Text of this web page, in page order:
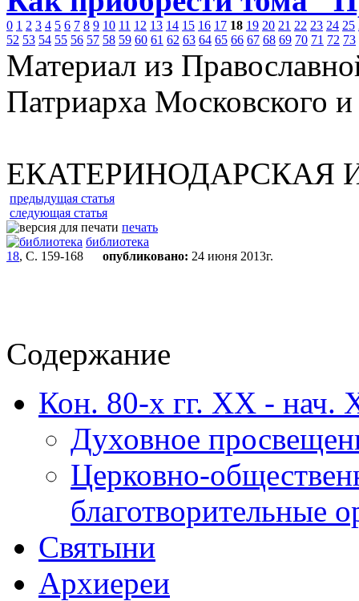
0 1 2 3 4 5 6 7 8 9 10 11 12 13 14 15 16 17 18 19 20 21 22 23 24 25
52 53 54 55 56 57 58 59 60 61 62 63 64 65 66 67 68 69 70 71 72 73
Материал из
Патриарха Московского
ЕКАТЕРИНОДАРСКАЯ
предыдущая статья
следующая статья
печать
библиотека
18, С. 159-168 опубликовано: 24 июня 2013г.
Содержание
Кон. 80-х гг. XX - нач.
Духовное
Церковно-
благотворительные
Святыни
Архиереи